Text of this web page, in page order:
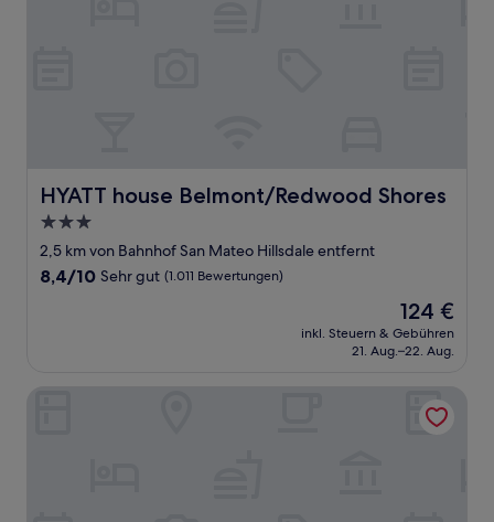
HYATT house Belmont/Redwood Shores
HYATT house Belmont/Redwood Shores
3.0-
Sterne-
Unterkunft
2,5 km von Bahnhof San Mateo Hillsdale entfernt
8.4
Bewertungen)
8,4/10 Sehr gut (1.011 Bewertungen)
Der
Preis
beträgt
124 €
inkl. Steuern & Gebühren
21. Aug.–22. Aug.